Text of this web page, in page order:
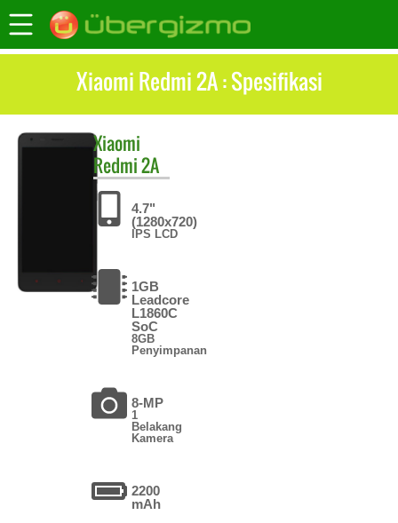
Xiaomi Redmi 2A : Spesifikasi
Xiaomi
Redmi 2A
4.7"
(1280x720)
IPS LCD
1GB
Leadcore
L1860C
SoC
8GB
Penyimpanan
8-MP
1
Belakang
Kamera
2200
mAh